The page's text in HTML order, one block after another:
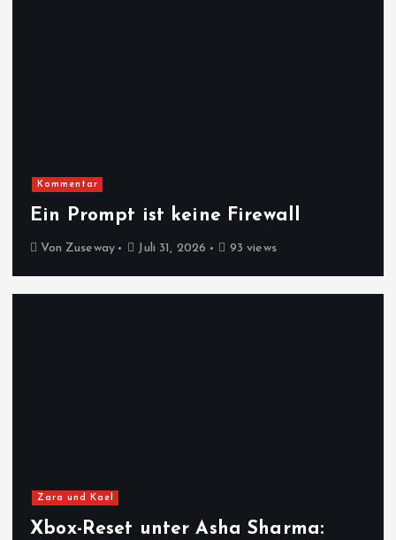
Kommentar
Ein Prompt ist keine Firewall
Von Zuseway Juli 31, 2026 93 views
Zara und Kael
Xbox-Reset unter Asha Sharma: